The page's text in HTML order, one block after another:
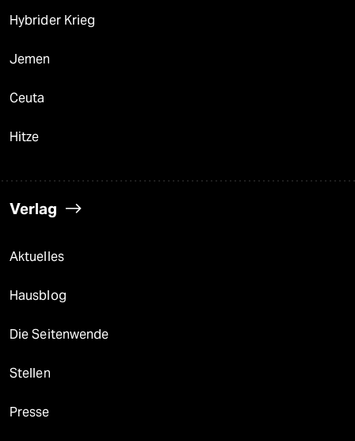
Hybrider Krieg
Jemen
Ceuta
Hitze
Verlag
Aktuelles
Hausblog
Die Seitenwende
Stellen
Presse